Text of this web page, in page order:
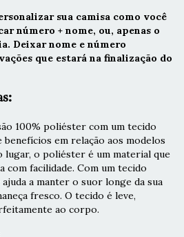
sua camisa como você
número + nome, ou, apenas o
Deixar nome e número
que estará na finalização do
100% poliéster com um tecido
em relação aos modelos
o poliéster é um material que
com facilidade. Com um tecido
a manter o suor longe da sua
fresco. O tecido é leve,
ao corpo.